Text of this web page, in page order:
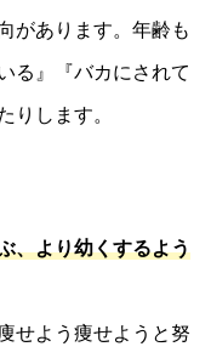
があります。年齢も
る』『バカにされて
りします。
、より幼くするよう
せよう痩せようと努